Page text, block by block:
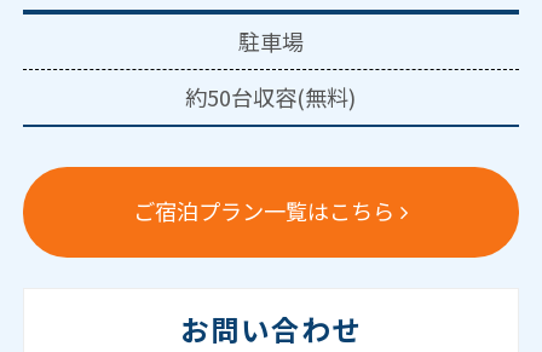
駐車場
約50台収容(無料)
ご宿泊プラン一覧はこちら
お問い合わせ